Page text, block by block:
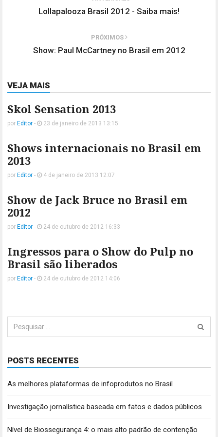
Lollapalooza Brasil 2012 - Saiba mais!
PRÓXIMOS
Show: Paul McCartney no Brasil em 2012
VEJA MAIS
Skol Sensation 2013
por Editor - 23 de janeiro de 2013 13:15
Shows internacionais no Brasil em
2013
por Editor - 4 de janeiro de 2013 12:07
Show de Jack Bruce no Brasil em
2012
por Editor - 24 de outubro de 2012 16:33
Ingressos para o Show do Pulp no
Brasil são liberados
por Editor - 24 de outubro de 2012 14:06
Pesquisar
por:
POSTS RECENTES
As melhores plataformas de infoprodutos no Brasil
Investigação jornalística baseada em fatos e dados públicos
Nível de Biossegurança 4: o mais alto padrão de contenção